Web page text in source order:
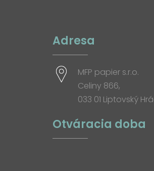
Adresa
MFP papier s.r.o.
Celiny 866,
033 01 Liptovský
Otváracia doba